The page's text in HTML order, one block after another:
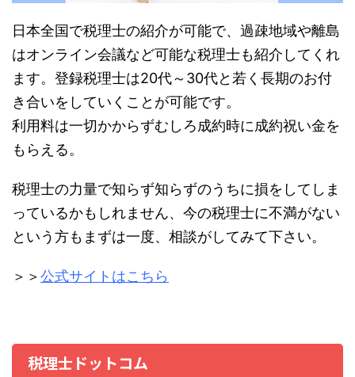
日本全国で税理士の紹介が可能で、過疎地域や離島
はオンライン会議など可能な税理士も紹介してくれ
ます。登録税理士は20代～30代と若く長期のお付
き合いをしていくことが可能です。
利用料は一切かからずむしろ成約時に成約祝い金を
もらえる。
税理士の力量で知らず知らずのうちに損をしてしま
っているかもしれません、今の税理士に不満がない
という方もまずは一度、相談がしてみて下さい。
＞＞公式サイトはこちら
税理士ドットコム